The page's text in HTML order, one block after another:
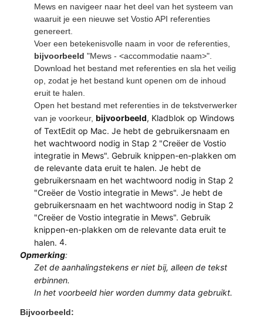
Mews en navigeer naar het deel van het systeem van
waaruit je een nieuwe set Vostio API referenties
genereert.
Voer een betekenisvolle naam in voor de referenties,
bijvoorbeeld "Mews - <accommodatie naam>".
Download het bestand met referenties en sla het veilig
op, zodat je het bestand kunt openen om de inhoud
eruit te halen.
Open het bestand met referenties in de tekstverwerker
van je voorkeur, bijvoorbeeld, Kladblok op Windows
of TextEdit op Mac. Je hebt de gebruikersnaam en
het wachtwoord nodig in Stap 2 "Creëer de Vostio
integratie in Mews". Gebruik knippen-en-plakken om
de relevante data eruit te halen. Je hebt de
gebruikersnaam en het wachtwoord nodig in Stap 2
"Creëer de Vostio integratie in Mews". Je hebt de
gebruikersnaam en het wachtwoord nodig in Stap 2
"Creëer de Vostio integratie in Mews". Gebruik
knippen-en-plakken om de relevante data eruit te
halen.4.
Opmerking:
Zet de aanhalingstekens er niet bij, alleen de tekst
erbinnen.
In het voorbeeld hier worden dummy data gebruikt.
Bijvoorbeeld: